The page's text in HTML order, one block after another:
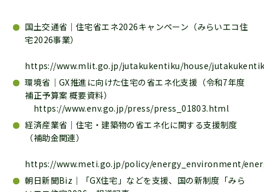
国土交通省｜住宅省エネ2026キャンペーン（みらいエコ住
宅2026事業）
https://www.mlit.go.jp/jutakukentiku/house/
環境省｜GX推進に向けた住宅の省エネ化支援（令和7年度
補正予算案 概要資料）
https://www.env.go.jp/press/press_01803.html
経済産業省｜住宅・建築物の省エネ化に関する支援制度
（補助金関連）
https://www.meti.go.jp/policy/energy_environment/
朝日新聞Biz｜「GX住宅」などを支援、国の新制度「みら